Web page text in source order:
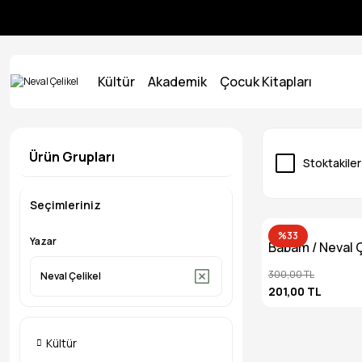
Kültür Akademik Çocuk Kitapları
Ürün Grupları
Seçimleriniz
Yazar
Neval Çelikel
Kültür
Stoktakiler
%33
Babam / Neval
300,00 TL
201,00 TL